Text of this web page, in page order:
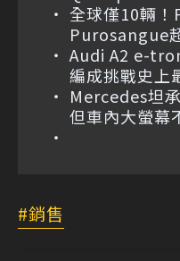
全球僅10輛
Purosangue
Audi A2 e-
編成挑戰史上
Mercedes坦
但車內大螢幕
銷售